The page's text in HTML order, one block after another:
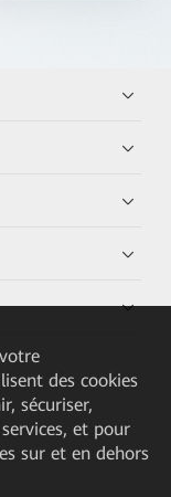
des cookies
sécuriser,
et pour
sur et en dehors